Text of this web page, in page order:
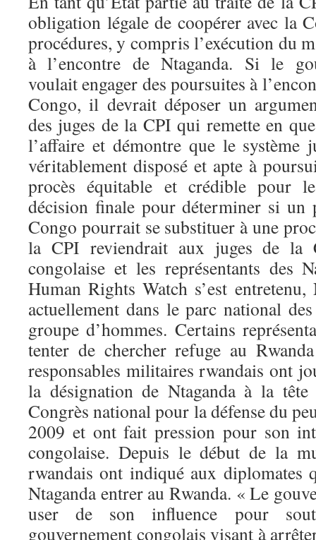
obligation légale de coopérer avec la
procédures, y compris l’exécution du
à l’encontre de Ntaganda. Si le
voulait engager des poursuites à
Congo, il devrait déposer un
des juges de la CPI qui remette en
l’affaire et démontre que le système
véritablement disposé et apte à
procès équitable et crédible pour
décision finale pour déterminer si un
Congo pourrait se substituer à une
la CPI reviendrait aux juges de la
congolaise et les représentants des
Human Rights Watch s’est
actuellement dans le parc national
groupe d’hommes. Certains
tenter de chercher refuge au
responsables militaires rwandais ont
la désignation de Ntaganda à la
Congrès national pour la défense du
2009 et ont fait pression pour son
congolaise. Depuis le début de la
rwandais ont indiqué aux diplomates
Ntaganda entrer au Rwanda. « Le
user de son influence pour
gouvernement congolais visant à